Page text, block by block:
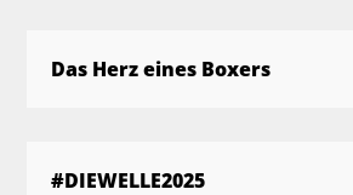
Das Herz eines Boxers
#DIEWELLE2025